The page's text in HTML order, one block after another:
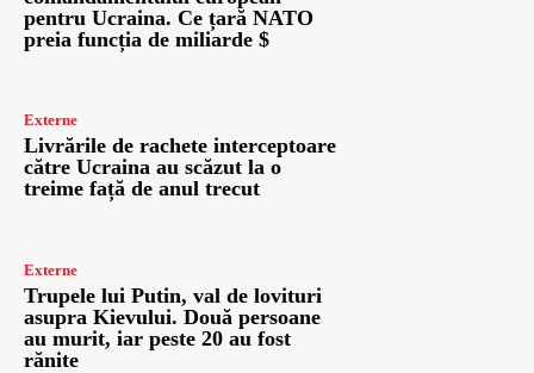
pentru Ucraina. Ce țară NATO
preia funcția de miliarde $
Externe
Livrările de rachete interceptoare
către Ucraina au scăzut la o
treime față de anul trecut
Externe
Trupele lui Putin, val de lovituri
asupra Kievului. Două persoane
au murit, iar peste 20 au fost
rănite